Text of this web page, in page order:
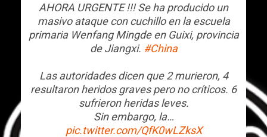
AHORA URGENTE !!! Se ha producido un
masivo ataque con cuchillo en la escuela
primaria Wenfang Mingde en Guixi, provincia
de Jiangxi. #China
Las autoridades dicen que 2 murieron, 4
resultaron heridos graves pero no críticos. 6
sufrieron heridas leves.
Sin embargo, la…
pic.twitter.com/QfK0wLZksX